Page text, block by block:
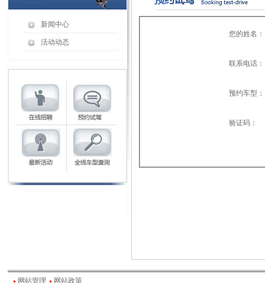
新闻中心
活动动态
您的姓名：
联系电话：
预约车型：
验证码：
网站管理
网站政策